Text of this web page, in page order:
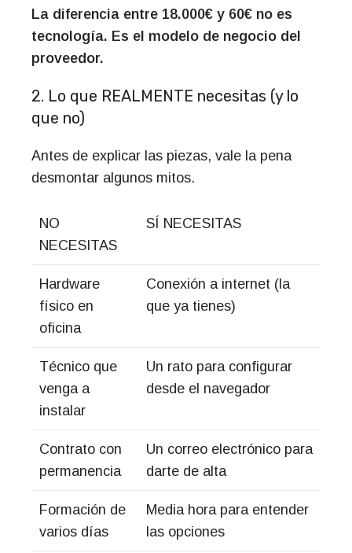
La diferencia entre 18.000€ y 60€ no es
tecnología. Es el modelo de negocio del
proveedor.
2. Lo que REALMENTE necesitas (y lo
que no)
Antes de explicar las piezas, vale la pena
desmontar algunos mitos.
NO
NECESITAS
SÍ NECESITAS
Hardware
físico en
oficina
Conexión a internet (la
que ya tienes)
Técnico que
venga a
instalar
Un rato para configurar
desde el navegador
Contrato con
permanencia
Un correo electrónico para
darte de alta
Formación de
varios días
Media hora para entender
las opciones